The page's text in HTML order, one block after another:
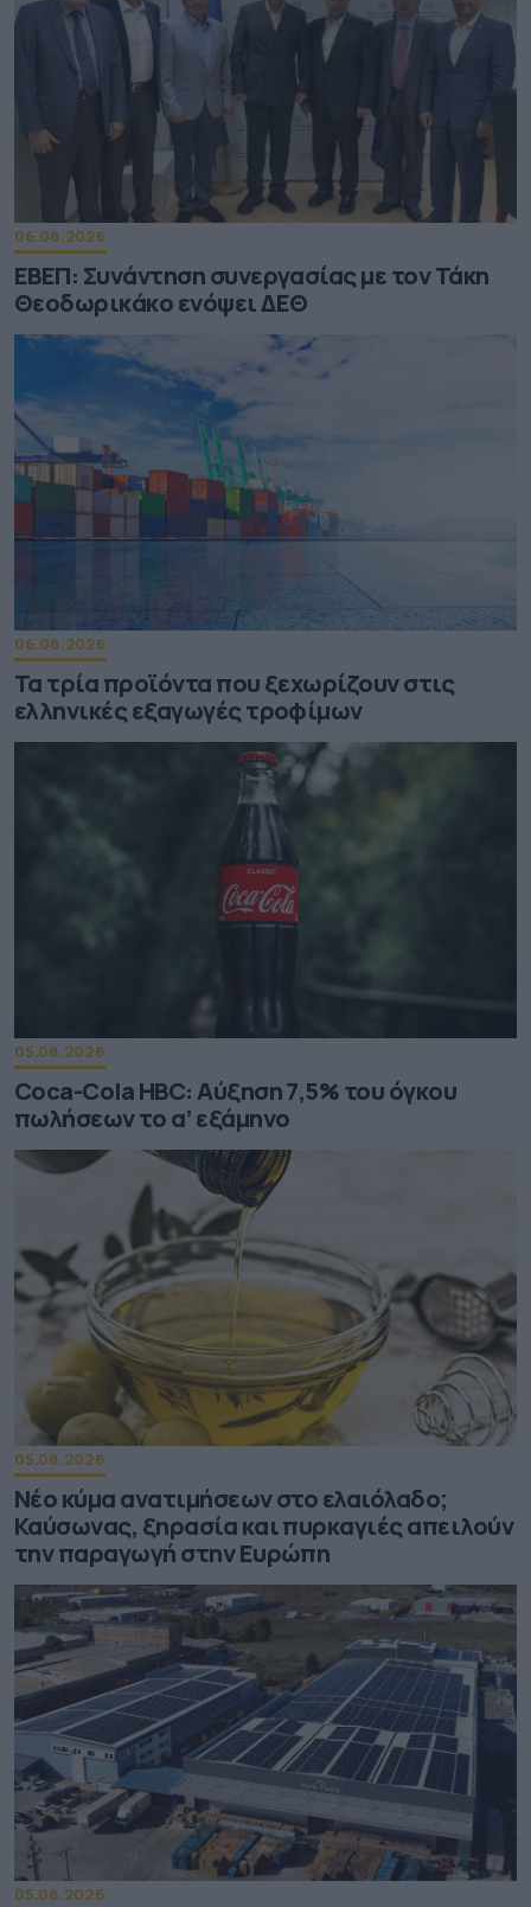
06.08.2026
ΕΒΕΠ: Συνάντηση συνεργασίας με τον Τάκη
Θεοδωρικάκο ενόψει ΔΕΘ
06.08.2026
Τα τρία προϊόντα που ξεχωρίζουν στις
ελληνικές εξαγωγές τροφίμων
05.08.2026
Coca-Cola HBC: Aύξηση 7,5% του όγκου
πωλήσεων το α’ εξάμηνο
05.08.2026
Νέο κύμα ανατιμήσεων στο ελαιόλαδο;
Καύσωνας, ξηρασία και πυρκαγιές απειλούν
την παραγωγή στην Ευρώπη
05.08.2026